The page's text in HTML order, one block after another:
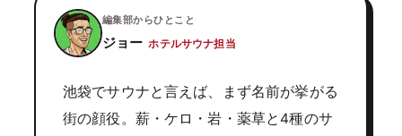
編集部からひとこと
ジョー ホテルサウナ担当
池袋でサウナと言えば、まず名前が挙がる
街の顔役。薪・ケロ・岩・薬草と4種のサ